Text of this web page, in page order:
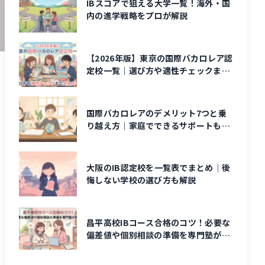
IBスコアで狙える大学一覧！海外・国
内の進学戦略をプロが解説
【2026年版】東京の国際バカロレア認
定校一覧｜選び方や適性チェックまで
国際バカロレアのデメリット7つと乗
り越え方｜家庭でできるサポートも解
大阪のIB認定校を一覧表でまとめ｜後
悔しない学校の選び方も解説
昌平高校IBコース合格のコツ！必要な
偏差値や個別相談の準備を専門塾が解